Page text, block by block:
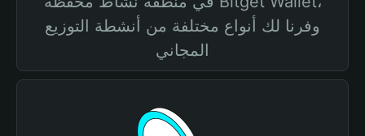
وفرنا لك أنواع مختلفة من أنشطة التوزيع
المجاني